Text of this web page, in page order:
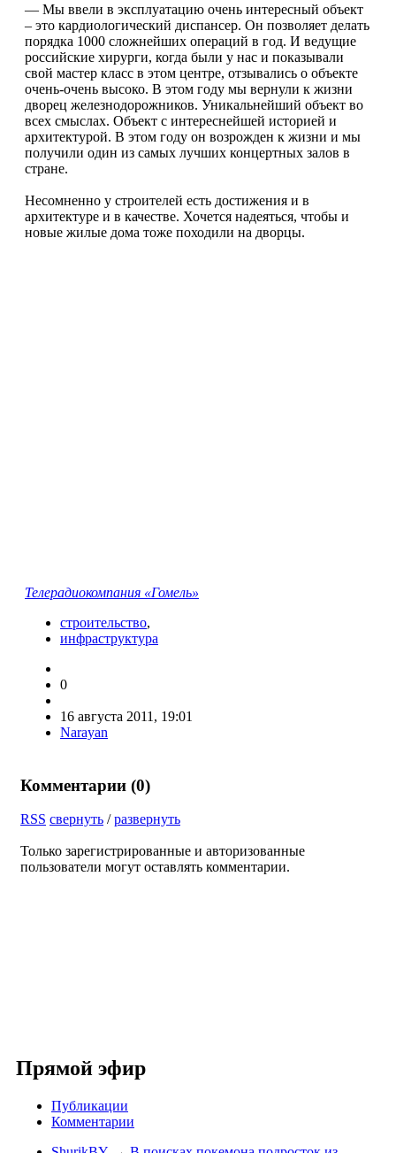
— Мы ввели в эксплуатацию очень интересный объект
– это кардиологический диспансер. Он позволяет делать
порядка 1000 сложнейших операций в год. И ведущие
российские хирурги, когда были у нас и показывали
свой мастер класс в этом центре, отзывались о объекте
очень-очень высоко. В этом году мы вернули к жизни
дворец железнодорожников. Уникальнейший объект во
всех смыслах. Объект с интереснейшей историей и
архитектурой. В этом году он возрожден к жизни и мы
получили один из самых лучших концертных залов в
стране.
Несомненно у строителей есть достижения и в
архитектуре и в качестве. Хочется надеяться, чтобы и
новые жилые дома тоже походили на дворцы.
Телерадиокомпания «Гомель»
строительство,
инфраструктура
0
16 августа 2011, 19:01
Narayan
Комментарии (0)
RSS свернуть /развернуть
Только зарегистрированные и авторизованные
пользователи могут оставлять комментарии.
Прямой эфир
Публикации
Комментарии